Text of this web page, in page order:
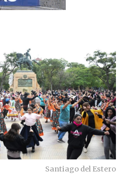
Santiago del Estero